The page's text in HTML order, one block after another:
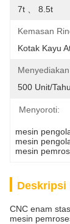
7t 、 8.5t
Kemasan
Kotak Kayu
500 Unit/
Menyoroti:
mesin
mesin
mesin
Deskripsi
CNC enam
mesin